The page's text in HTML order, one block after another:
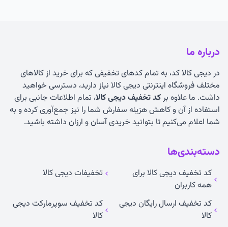
درباره ما
در دیجی کالا کد، به تمام کدهای تخفیفی که برای خرید از کالاهای
مختلف فروشگاه اینترنتی دیجی کالا نیاز دارید، دسترسی خواهید
داشت. ما علاوه برکد تخفیف دیجی کالا، تمام اطلاعات جانبی برای
استفاده از آن و کاهش هزینه سفارش شما را نیز جمع‌آوری کرده و به
شما اعلام می‌کنیم تا بتوانید خریدی آسان و ارزان داشته باشید.
دسته‌بندی‌ها
کد تخفیف دیجی کالا برای
همه کاربران
تخفیفات دیجی کالا
کد تخفیف ارسال رایگان دیجی
کالا
کد تخفیف سوپرمارکت دیجی
کالا